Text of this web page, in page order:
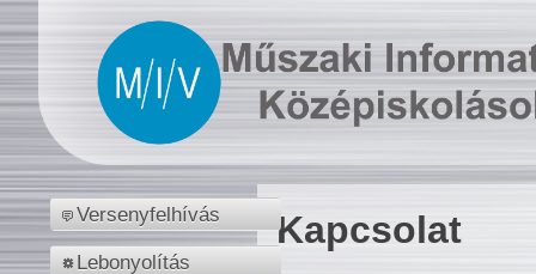
Versenyfelhívás
Lebonyolítás
Kapcsolat